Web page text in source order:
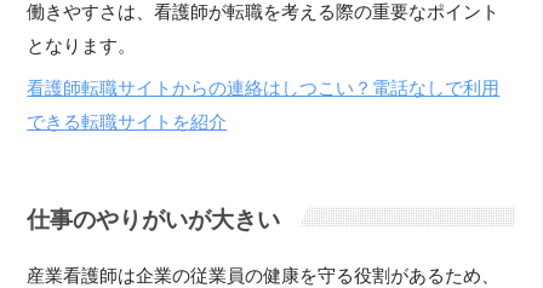
働きやすさは、看護師が転職を考える際の重要なポイント
となります。
看護師転職サイトからの連絡はしつこい？電話なしで利用
できる転職サイトを紹介
仕事のやりがいが大きい
産業看護師は企業の従業員の健康を守る役割があるため、